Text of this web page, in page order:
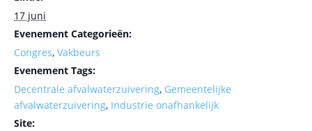
17 juni
Evenement Categorieën:
Congres, Vakbeurs
Evenement Tags:
Decentrale afvalwaterzuivering, Gemeentelijke
afvalwaterzuivering, Industrie onafhankelijk
Site: